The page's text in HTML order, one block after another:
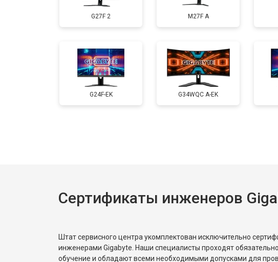
G27F 2 M27F A
G24F-EK G34WQC A-EK
Сертификаты инженеров
Штат сервисного центра укомплектован исключительно
инженерами Gigabyte. Наши специалисты проходят
обучение и обладают всеми необходимыми допусками для